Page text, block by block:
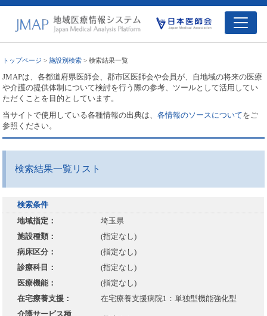
トップページ >施設別検索 > 検索結果一覧
JMAPは、各都道府県医師会、郡市区医師会や会員が、自地域の将来の医療
や介護の提供体制について検討を行う際の参考、ツールとして活用してい
ただくことを目的としています。
当サイトで使用している各種情報の出典は、各情報のソースについてをご
参照ください。
検索結果一覧リスト
検索条件
地域指定：
埼玉県
施設種類：
(指定なし)
病床区分：
(指定なし)
診療科目：
(指定なし)
医療機能：
(指定なし)
在宅療養支援：
在宅療養支援病院1：単独型機能強化型
介護サービス種